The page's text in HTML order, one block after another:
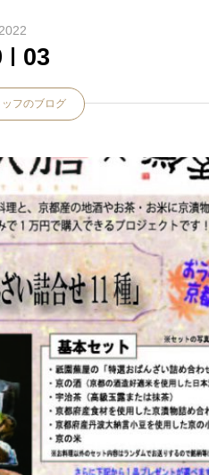
03
フのブログ
今年一年平穏に過ごせます
うに。。。